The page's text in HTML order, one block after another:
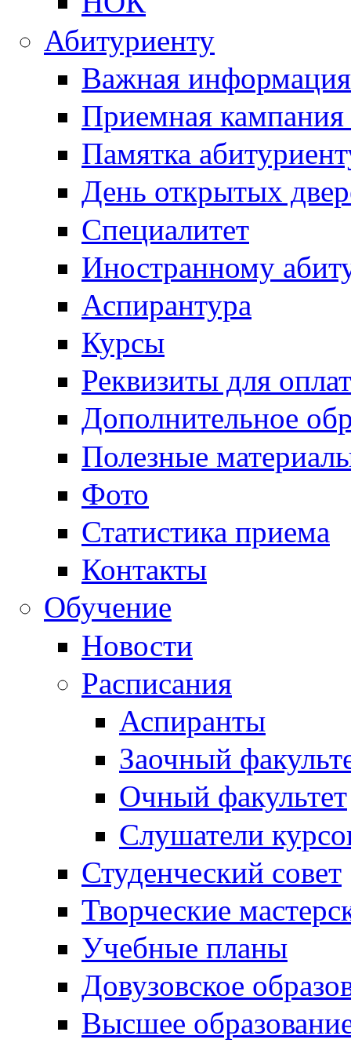
Абитуриенту
Важная информация
Приемная
Памятка
День открытых
Специалитет
Иностранному
Аспирантура
Курсы
Реквизиты для
Дополнительное
Полезные
Фото
Статистика приема
Контакты
Обучение
Новости
Расписания
Аспиранты
Заочный
Очный факультет
Слушатели
Студенческий совет
Творческие
Учебные планы
Довузовское
Высшее